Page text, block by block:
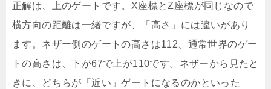
正解は、上のゲートです。X座標とZ座標が同じなので
横方向の距離は一緒ですが、「高さ」には違いがあり
ます。ネザー側のゲートの高さは112、通常世界のゲー
トの高さは、下が67で上が110です。ネザーから見たと
きに、どちらが「近い」ゲートになるのかといった